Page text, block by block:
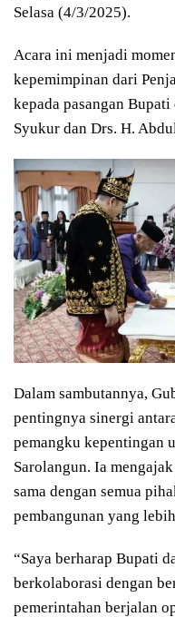
Selasa (4/3/2025).
Acara ini menjadi
kepemimpinan dari
kepada pasangan
Syukur dan Drs. H.
Dalam sambutannya,
pentingnya sinergi
pemangku kepentingan
Sarolangun. Ia
sama dengan semua
pembangunan yang
“Saya berharap Bupati
berkolaborasi dengan
pemerintahan berjalan